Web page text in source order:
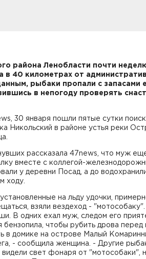
района Ленобласти почти
в 40 километрах от
рыбаки пропали с запасами
в непогоду проверять
30 января пошли пятые сутки
Никольский в районе устья реки
рассказала 47news, что муж
вместе с коллегой-
у деревни Посад, а до
ходу.
на льду удочки,
взяли вездеход -
В одних ехал муж, следом его
бензопила, чтобы рубить дрова перед
в домике на острове Малый
- сообщила женщина. - Другие
свет фонаря от "мотособаки",